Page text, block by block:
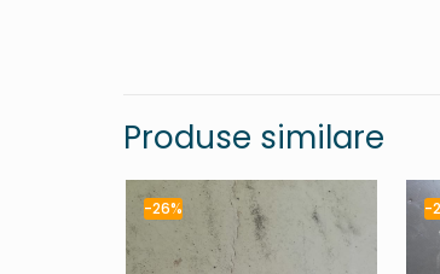
Produse similare
-26% -